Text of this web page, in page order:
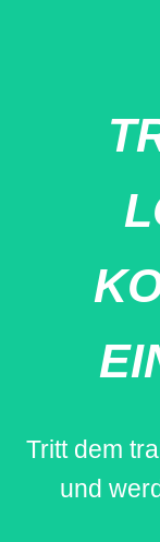
Tritt dem
und